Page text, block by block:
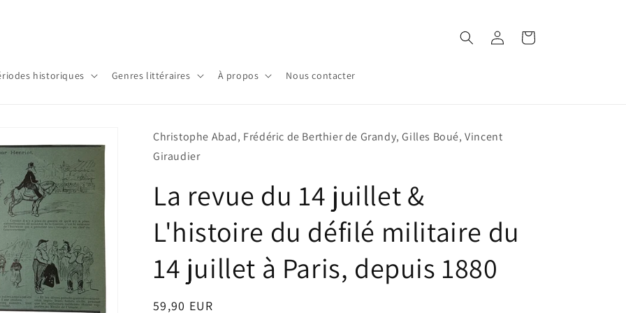
historiques Genres littéraires À propos Nous contacter
Connexion Panier
Christophe Abad, Frédéric de Berthier de Grandy, Gilles Boué, Vincent
Giraudier
La revue du 14 juillet &
L'histoire du défilé militaire du
14 juillet à Paris, depuis 1880
Prix
59,90 EUR